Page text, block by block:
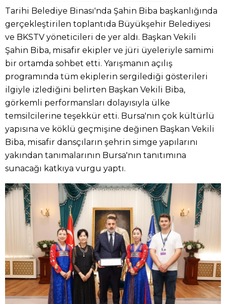
Tarihi Belediye Binası'nda Şahin Biba başkanlığında
gerçekleştirilen toplantıda Büyükşehir Belediyesi
ve BKSTV yöneticileri de yer aldı. Başkan Vekili
Şahin Biba, misafir ekipler ve jüri üyeleriyle samimi
bir ortamda sohbet etti. Yarışmanın açılış
programında tüm ekiplerin sergilediği gösterileri
ilgiyle izlediğini belirten Başkan Vekili Biba,
görkemli performansları dolayısıyla ülke
temsilcilerine teşekkür etti. Bursa'nın çok kültürlü
yapısına ve köklü geçmişine değinen Başkan Vekili
Biba, misafir dansçıların şehrin simge yapılarını
yakından tanımalarının Bursa'nın tanıtımına
sunacağı katkıya vurgu yaptı.